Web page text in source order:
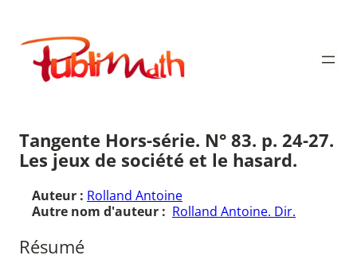
contenu
Publimath
Tangente Hors-série. N° 83. p. 24-27.
Les jeux de société et le hasard.
Auteur : Rolland Antoine
Autre nom d'auteur : Rolland Antoine. Dir.
Résumé